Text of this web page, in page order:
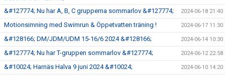
&#127774; Nu har A, B, C grupperna sommarlov &#127774; 2024-06-18 21:40
Motionsimning med Swimrun & Öppetvatten träning ! 2024-06-17 11:30
&#128166; DM/JDM/UDM 15-16/6 2024 &#128166; 2024-06-14 10:30
&#127774; Nu har T-gruppen sommarlov &#127774; 2024-06-12 22:58
&#10024; Harnäs Halva 9 juni 2024 &#10024; 2024-06-10 14:20